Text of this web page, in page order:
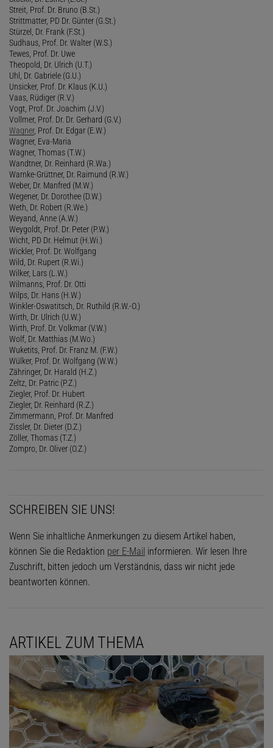
Streit, Prof. Dr. Bruno (B.St.)
Strittmatter, PD Dr. Günter (G.St.)
Stürzel, Dr. Frank (F.St.)
Sudhaus, Prof. Dr. Walter (W.S.)
Tewes, Prof. Dr. Uwe
Theopold, Dr. Ulrich (U.T.)
Uhl, Dr. Gabriele (G.U.)
Unsicker, Prof. Dr. Klaus (K.U.)
Vaas, Rüdiger (R.V.)
Vogt, Prof. Dr. Joachim (J.V.)
Vollmer, Prof. Dr. Dr. Gerhard (G.V.)
Wagner, Prof. Dr. Edgar (E.W.)
Wagner, Eva-Maria
Wagner, Thomas (T.W.)
Wandtner, Dr. Reinhard (R.Wa.)
Warnke-Grüttner, Dr. Raimund (R.W.)
Weber, Dr. Manfred (M.W.)
Wegener, Dr. Dorothee (D.W.)
Weth, Dr. Robert (R.We.)
Weyand, Anne (A.W.)
Weygoldt, Prof. Dr. Peter (P.W.)
Wicht, PD Dr. Helmut (H.Wi.)
Wickler, Prof. Dr. Wolfgang
Wild, Dr. Rupert (R.Wi.)
Wilker, Lars (L.W.)
Wilmanns, Prof. Dr. Otti
Wilps, Dr. Hans (H.W.)
Winkler-Oswatitsch, Dr. Ruthild (R.W.-O.)
Wirth, Dr. Ulrich (U.W.)
Wirth, Prof. Dr. Volkmar (V.W.)
Wolf, Dr. Matthias (M.Wo.)
Wuketits, Prof. Dr. Franz M. (F.W.)
Wülker, Prof. Dr. Wolfgang (W.W.)
Zähringer, Dr. Harald (H.Z.)
Zeltz, Dr. Patric (P.Z.)
Ziegler, Prof. Dr. Hubert
Ziegler, Dr. Reinhard (R.Z.)
Zimmermann, Prof. Dr. Manfred
Zissler, Dr. Dieter (D.Z.)
Zöller, Thomas (T.Z.)
Zompro, Dr. Oliver (O.Z.)
SCHREIBEN SIE UNS!
Wenn Sie inhaltliche Anmerkungen zu diesem Artikel haben,
können Sie die Redaktion per E-Mail informieren. Wir lesen Ihre
Zuschrift, bitten jedoch um Verständnis, dass wir nicht jede
beantworten können.
ARTIKEL ZUM THEMA